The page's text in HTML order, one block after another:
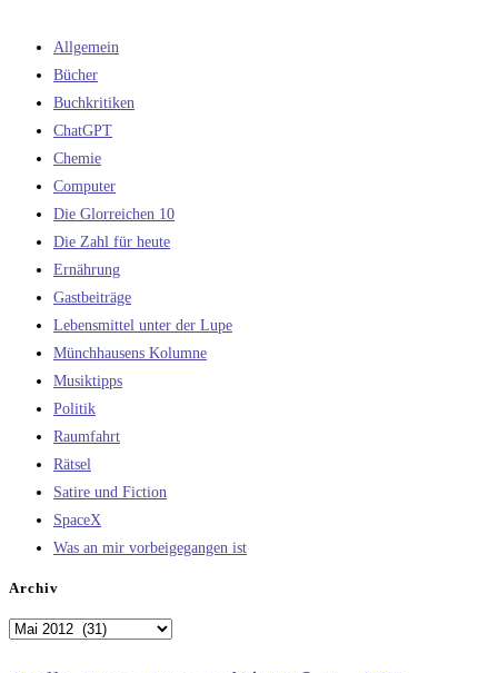
Allgemein
Bücher
Buchkritiken
ChatGPT
Chemie
Computer
Die Glorreichen 10
Die Zahl für heute
Ernährung
Gastbeiträge
Lebensmittel unter der Lupe
Münchhausens Kolumne
Musiktipps
Politik
Raumfahrt
Rätsel
Satire und Fiction
SpaceX
Was an mir vorbeigegangen ist
Archiv
Archiv